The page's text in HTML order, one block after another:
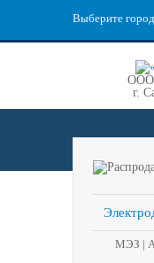
Выберите город
ООО
г.
МЭЗ |